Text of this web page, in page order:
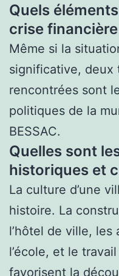
Quels
crise financière
Même si la
significative, deux
rencontrées sont
politiques de la
BESSAC.
Quelles sont
historiques et
La culture d’une
histoire. La
l’hôtel de ville,
l’école, et le
favorisent la